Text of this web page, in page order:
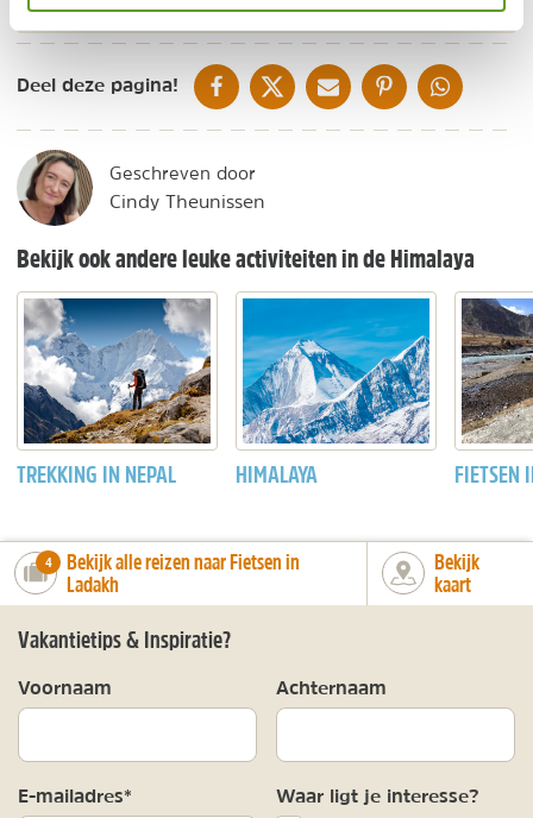
> Wat nog meer te doen in Noord-India?
Deel deze pagina! DELEN OP FACEBOOK
DELEN OP XDELEN VIA DE MAIL
DELEN OP PINTEREST
DELEN OP
Geschreven door
Cindy Theunissen
Bekijk ook andere leuke activiteiten in de Himalaya
TREKKING IN NEPAL HIMALAYA FIETSEN
number_of_trips:
4
Bekijk alle reizen naar Fietsen in
Ladakh
Bekijk
kaart
Vakantietips & Inspiratie?
Voornaam Achternaam
E-mailadres* Waar ligt je interesse?